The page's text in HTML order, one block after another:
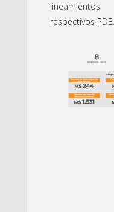
respectivos PDE.